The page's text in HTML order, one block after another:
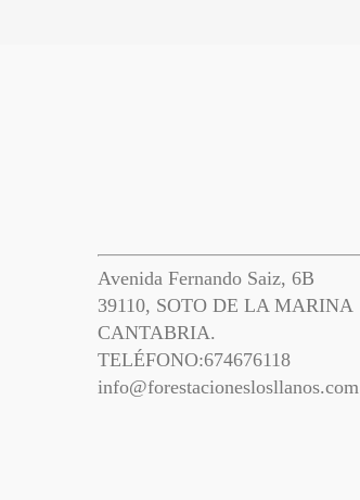
Avenida Fernando Saiz, 6B
39110, SOTO DE LA MARINA
CANTABRIA.
TELÉFONO:674676118
info@forestacioneslosllanos.com